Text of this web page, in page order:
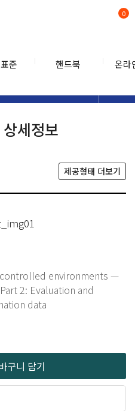
준 핸드북 온라
0
세정보
제공형태 더보기
environments —
2: Evaluation and
data
구니 담기